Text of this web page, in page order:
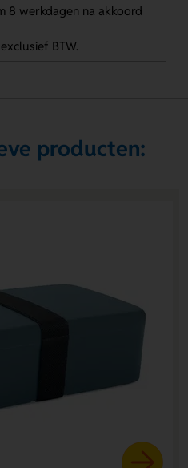
8 werkdagen na akkoord
BTW.
producten: